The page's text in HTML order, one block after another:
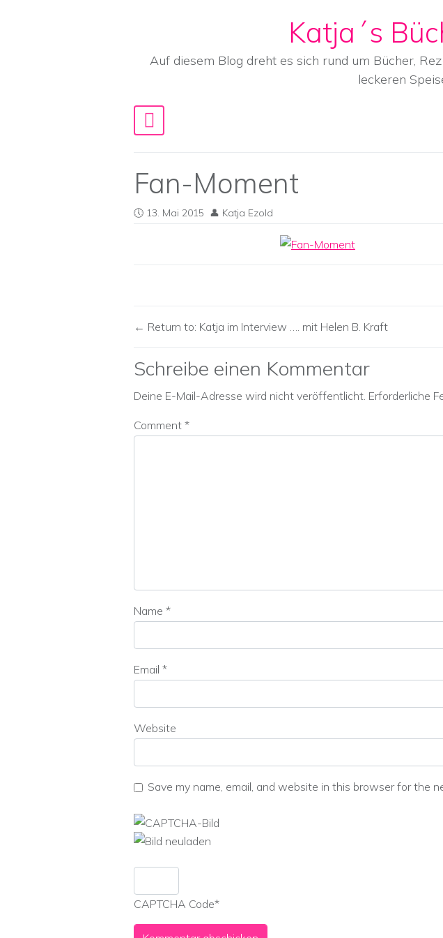
Katja´s
Auf diesem Blog dreht es sich rund um Bücher,
leckeren
Main Navigation
Fan-Moment
13. Mai 2015 Katja Ezold
Return to: Katja im Interview …. mit Helen B. Kraft
Schreibe einen Kommentar
Deine E-Mail-Adresse wird nicht veröffentlicht. Erforderliche
Comment *
Name *
Email *
Website
Save my name, email, and website in this browser for the
CAPTCHA Code*